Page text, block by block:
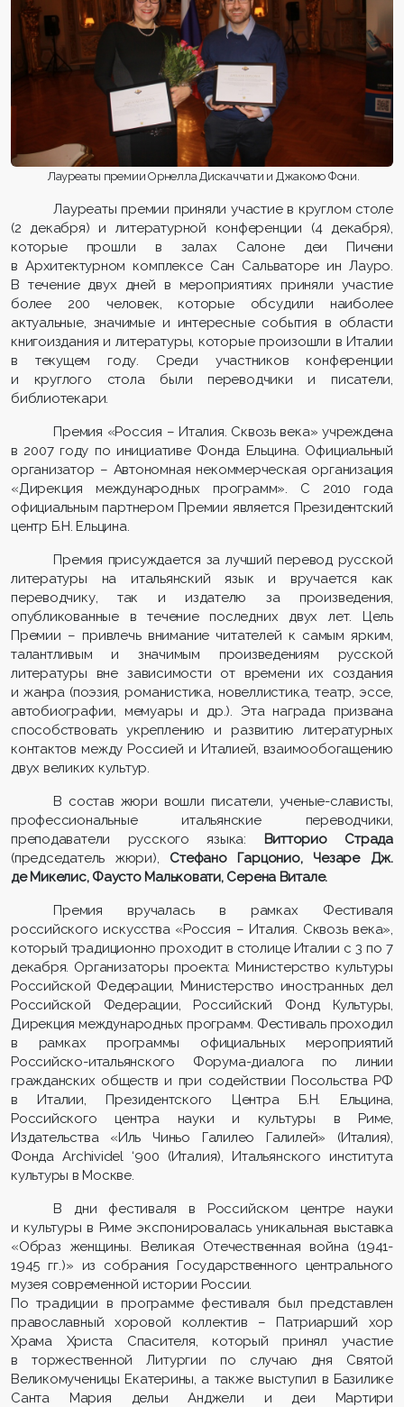
Лауреаты премии Орнелла Дискаччати и Джакомо Фони.
Лауреаты премии приняли участие в круглом столе
(2 декабря) и литературной конференции (4 декабря),
которые прошли в залах Салоне деи Пичени
в Архитектурном комплексе Сан Сальваторе ин Лауро.
В течение двух дней в мероприятиях приняли участие
более 200 человек, которые обсудили наиболее
актуальные, значимые и интересные события в области
книгоиздания и литературы, которые произошли в Италии
в текущем году. Среди участников конференции
и круглого стола были переводчики и писатели,
библиотекари.
Премия «Россия – Италия. Сквозь века» учреждена
в 2007 году по инициативе Фонда Ельцина. Официальный
организатор – Автономная некоммерческая организация
«Дирекция международных программ». С 2010 года
официальным партнером Премии является Президентский
центр Б.Н. Ельцина.
Премия присуждается за лучший перевод русской
литературы на итальянский язык и вручается как
переводчику, так и издателю за произведения,
опубликованные в течение последних двух лет. Цель
Премии – привлечь внимание читателей к самым ярким,
талантливым и значимым произведениям русской
литературы вне зависимости от времени их создания
и жанра (поэзия, романистика, новеллистика, театр, эссе,
автобиографии, мемуары и др.). Эта награда призвана
способствовать укреплению и развитию литературных
контактов между Россией и Италией, взаимообогащению
двух великих культур.
В состав жюри вошли писатели, ученые-слависты,
профессиональные итальянские переводчики,
преподаватели русского языка: Витторио Страда
(председатель жюри), Стефано Гарцонио, Чезаре Дж.
де Микелис, Фаусто Мальковати, Серена Витале.
Премия вручалась в рамках Фестиваля
российского искусства «Россия – Италия. Сквозь века»,
который традиционно проходит в столице Италии с 3 по 7
декабря. Организаторы проекта: Министерство культуры
Российской Федерации, Министерство иностранных дел
Российской Федерации, Российский Фонд Культуры,
Дирекция международных программ. Фестиваль проходил
в рамках программы официальных мероприятий
Российско-итальянского Форума-диалога по линии
гражданских обществ и при содействии Посольства РФ
в Италии, Президентского Центра Б.Н. Ельцина,
Российского центра науки и культуры в Риме,
Издательства «Иль Чиньо Галилео Галилей» (Италия),
Фонда Archividel ‘900 (Италия), Итальянского института
культуры в Москве.
В дни фестиваля в Российском центре науки
и культуры в Риме экспонировалась уникальная выставка
«Образ женщины. Великая Отечественная война (1941-
1945 гг.)» из собрания Государственного центрального
музея современной истории России.
По традиции в программе фестиваля был представлен
православный хоровой коллектив – Патриарший хор
Храма Христа Спасителя, который принял участие
в торжественной Литургии по случаю дня Святой
Великомученицы Екатерины, а также выступил в Базилике
Санта Мария дельи Анджели и деи Мартири